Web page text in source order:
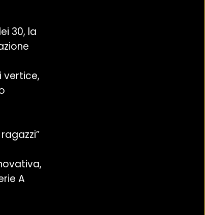
30, la
vertice,
A